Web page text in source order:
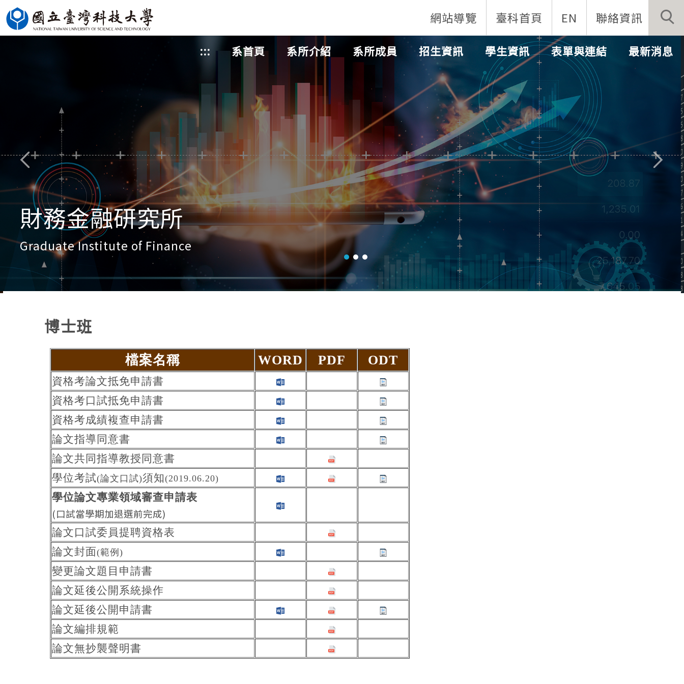
跳
到
網站導覽 臺科首頁 EN 聯絡資訊
::: 系首頁 系所介紹 系所成員 招生資訊 學生資訊 表單與連結 最新消息
財務金融研究所
Graduate Institute of Finance
博士班
檔案名稱 WORD PDF ODT
資格考論文抵免申請書
資格考口試抵免申請書
資格考成績複查申請書
論文指導同意書
論文共同指導教授同意書
學位考試(論文口試)須知(2019.06.20)
學位論文專業領域審查申請表
(口試當學期加退選前完成)
論文口試委員提聘資格表
論文封面(範例)
變更論文題目申請書
論文延後公開系統操作
論文延後公開申請書
論文編排規範
論文無抄襲聲明書